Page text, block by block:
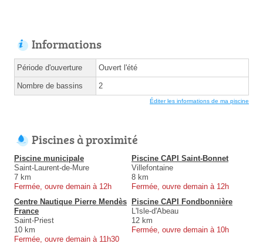
Informations
Période d'ouverture Ouvert l'été
Nombre de bassins 2
Éditer les informations de ma piscine
Piscines à proximité
Piscine municipale
Saint-Laurent-de-Mure
7 km
Fermée, ouvre demain à 12h
Piscine CAPI Saint-Bonnet
Villefontaine
8 km
Fermée, ouvre demain à 12h
Centre Nautique Pierre Mendès
France
Saint-Priest
10 km
Fermée, ouvre demain à 11h30
Piscine CAPI Fondbonnière
L'Isle-d'Abeau
12 km
Fermée, ouvre demain à 10h